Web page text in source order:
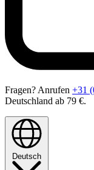
Fragen? Anrufen +31
Deutschland ab 79 €.
Deutsch